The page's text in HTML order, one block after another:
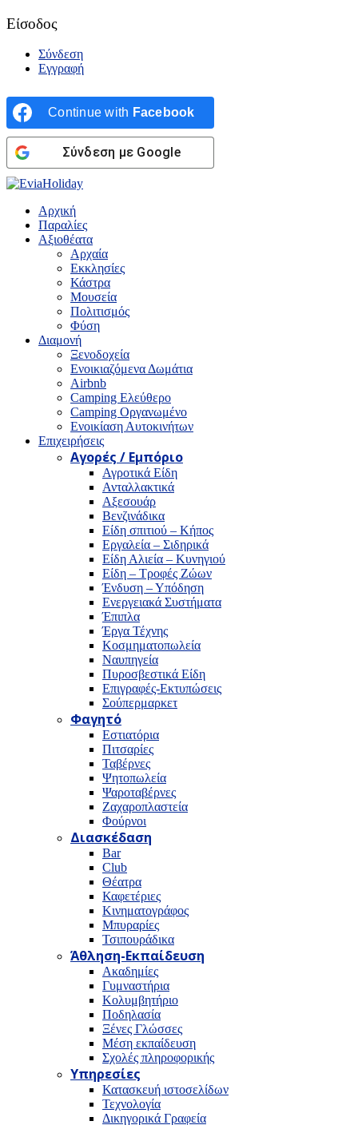
Είσοδος
Σύνδεση
Εγγραφή
Continue with Facebook
Σύνδεση με Google
Αρχική
Παραλίες
Αξιοθέατα
Αρχαία
Εκκλησίες
Κάστρα
Μουσεία
Πολιτισμός
Φύση
Διαμονή
Ξενοδοχεία
Ενοικιαζόμενα Δωμάτια
Airbnb
Camping Ελεύθερο
Camping Οργανωμένο
Ενοικίαση Αυτοκινήτων
Επιχειρήσεις
Αγορές / Εμπόριο
Αγροτικά Είδη
Ανταλλακτικά
Αξεσουάρ
Βενζινάδικα
Είδη σπιτιού – Κήπος
Εργαλεία – Σιδηρικά
Είδη Αλιεία – Κυνηγιού
Είδη – Τροφές Ζώων
Ένδυση – Υπόδηση
Ενεργειακά Συστήματα
Έπιπλα
Έργα Τέχνης
Κοσμηματοπωλεία
Ναυπηγεία
Πυροσβεστικά Είδη
Επιγραφές-Εκτυπώσεις
Σούπερμαρκετ
Φαγητό
Εστιατόρια
Πιτσαρίες
Ταβέρνες
Ψητοπωλεία
Ψαροταβέρνες
Ζαχαροπλαστεία
Φούρνοι
Διασκέδαση
Bar
Club
Θέατρα
Καφετέριες
Κινηματογράφος
Μπυραρίες
Τσιπουράδικα
Άθληση-Εκπαίδευση
Ακαδημίες
Γυμναστήρια
Κολυμβητήριο
Ποδηλασία
Ξένες Γλώσσες
Μέση εκπαίδευση
Σχολές πληροφορικής
Υπηρεσίες
Κατασκευή ιστοσελίδων
Τεχνολογία
Δικηγορικά Γραφεία